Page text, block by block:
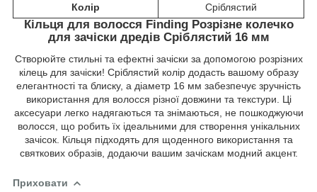
Колір Сріблястий
Кільця для волосся Finding Розрізне колечко
для зачіски дредів Сріблястий 16 мм
Створюйте стильні та ефектні зачіски за допомогою розрізних
кілець для зачіски! Сріблястий колір додасть вашому образу
елегантності та блиску, а діаметр 16 мм забезпечує зручність
використання для волосся різної довжини та текстури. Ці
аксесуари легко надягаються та знімаються, не пошкоджуючи
волосся, що робить їх ідеальними для створення унікальних
зачісок. Кільця підходять для щоденного використання та
святкових образів, додаючи вашим зачіскам модний акцент.
Приховати